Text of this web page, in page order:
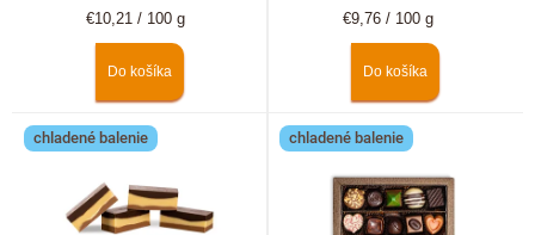
Jednotková
€10,21 / 100 g
Do košíka
Jednotková
€9,76 / 100 g
Do košíka
chladené balenie chladené balenie